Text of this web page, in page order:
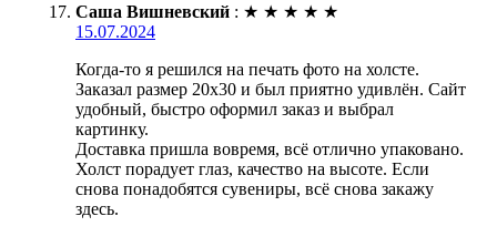
Саша Вишневский : ★ ★ ★ ★ ★
15.07.2024
Когда-то я решился на печать фото на холсте.
Заказал размер 20х30 и был приятно удивлён. Сайт
удобный, быстро оформил заказ и выбрал
картинку.
Доставка пришла вовремя, всё отлично упаковано.
Холст порадует глаз, качество на высоте. Если
снова понадобятся сувениры, всё снова закажу
здесь.